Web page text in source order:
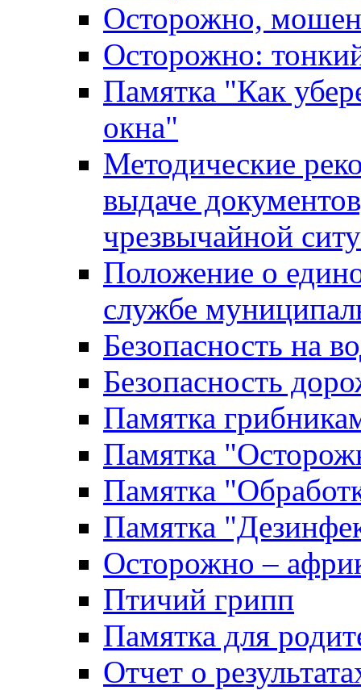
Осторожно,
Осторожно:
Памятка "Как
окна"
Методические
выдаче
чрезвычайной
Положение о
службе
Безопасность на
Безопасность
Памятка
Памятка
Памятка
Памятка
Осторожно –
Птичий грипп
Памятка для
Отчет о